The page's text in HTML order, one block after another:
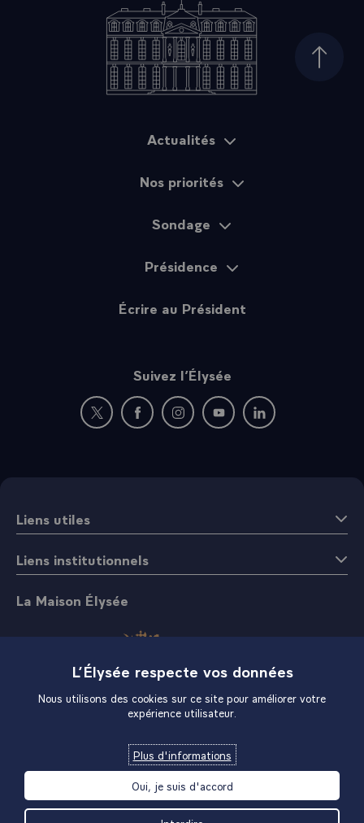
Haut
Actualités
Nos priorités
Sondage
Présidence
Écrire au Président
Suivez l’Élysée
Nouvelle fenêtre : rejoignez-nous sur Twitter
Nouvelle fenêtre : rejoignez-nous sur
Nouvelle fenêtre : rejoignez-nous
Nouvelle fenêtre :
Nouvelle fenêtre :
Liens utiles
Liens institutionnels
La Maison Élysée
L’Élysée respecte vos données
Nous utilisons des cookies sur ce site pour améliorer votre
expérience utilisateur.
Plus d'informations
Oui, je suis d'accord